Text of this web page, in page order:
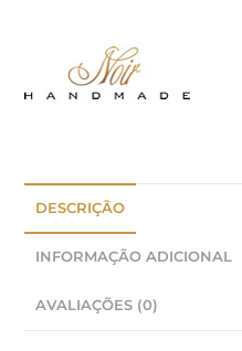
DESCRIÇÃO
INFORMAÇÃO ADICIONAL
AVALIAÇÕES (0)